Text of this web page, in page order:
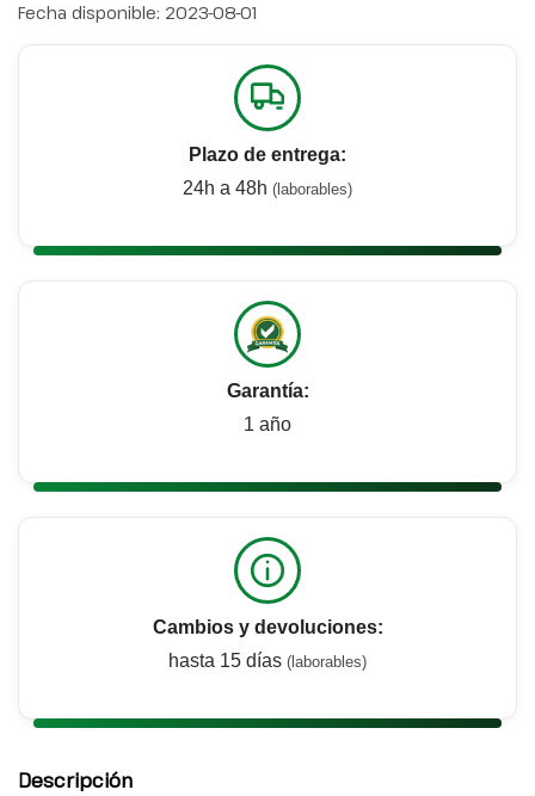
Fecha disponible: 2023-08-01
Plazo de entrega:
24h a 48h (laborables)
Garantía:
1 año
Cambios y devoluciones:
hasta 15 días (laborables)
Descripción